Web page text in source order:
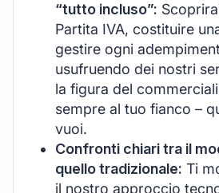
“tutto incluso”:
Partita IVA, costituire
gestire ogni
usufruendo dei nostri
la figura del
sempre al tuo fianco –
vuoi.
Confronti chiari tra il
quello tradizionale: Ti
il nostro approccio